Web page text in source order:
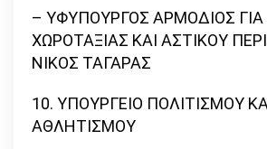
– ΥΦΥΠΟΥΡΓΟΣ ΑΡΜΟΔΙΟΣ
ΧΩΡΟΤΑΞΙΑΣ ΚΑΙ ΑΣΤΙΚΟΥ
ΝΙΚΟΣ ΤΑΓΑΡΑΣ
10. ΥΠΟΥΡΓΕΙΟ ΠΟΛΙΤΙΣΜΟΥ
ΑΘΛΗΤΙΣΜΟΥ